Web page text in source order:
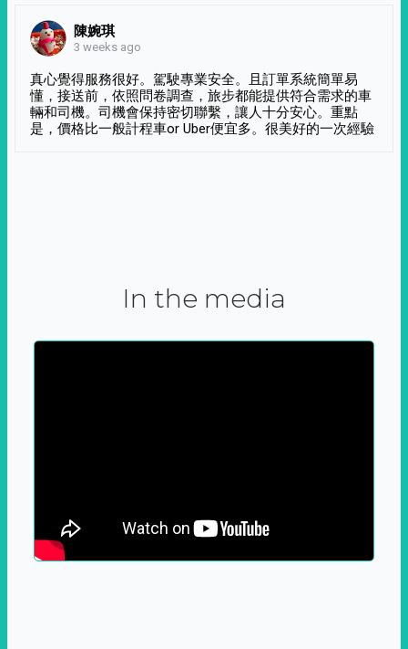
陳婉琪
3 weeks ago
真心覺得服務很好。駕駛專業安全。且訂單系統簡單易
懂，接送前，依照問卷調查，旅步都能提供符合需求的車
輛和司機。司機會保持密切聯繫，讓人十分安心。重點
是，價格比一般計程車or Uber便宜多。很美好的一次經驗
In the media